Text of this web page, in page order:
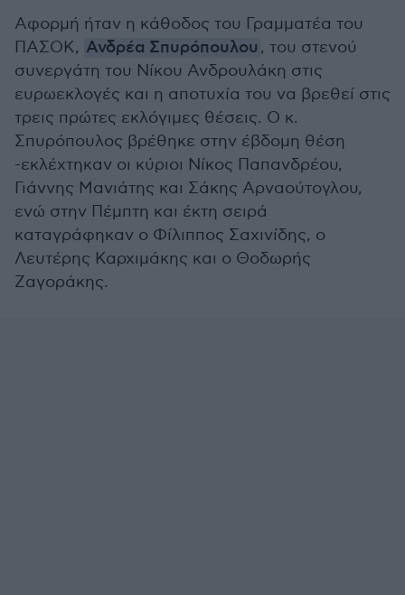
Αφορμή ήταν η κάθοδος του Γραμματέα του
ΠΑΣΟΚ, Ανδρέα Σπυρόπουλου , του στενού
συνεργάτη του Νίκου Ανδρουλάκη στις
ευρωεκλογές και η αποτυχία του να βρεθεί στις
τρεις πρώτες εκλόγιμες θέσεις. Ο κ.
Σπυρόπουλος βρέθηκε στην έβδομη θέση
-εκλέχτηκαν οι κύριοι Νίκος Παπανδρέου,
Γιάννης Μανιάτης και Σάκης Αρναούτογλου,
ενώ στην Πέμπτη και έκτη σειρά
καταγράφηκαν ο Φίλιππος Σαχινίδης, ο
Λευτέρης Καρχιμάκης και ο Θοδωρής
Ζαγοράκης.